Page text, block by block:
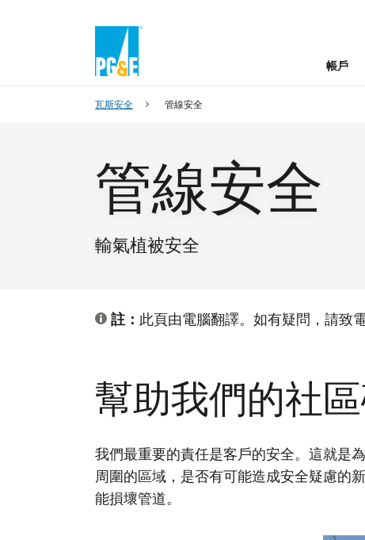
帳戶
瓦斯安全 管線安全
管線安全
輸氣植被安全
註： 此頁由電腦翻譯。如有疑問，請致
幫助我們的社
我們最重要的責任是客戶的安全。這就是
周圍的區域，是否有可能造成安全疑慮的
能損壞管道。